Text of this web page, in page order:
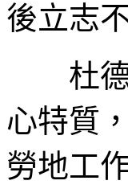
後立志
杜德
心特質
勞地工